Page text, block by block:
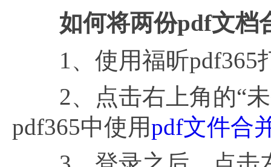
如何将两份pdf文档
1、使用福昕pdf365
2、点击右上角的“未
pdf365中使用pdf文件合